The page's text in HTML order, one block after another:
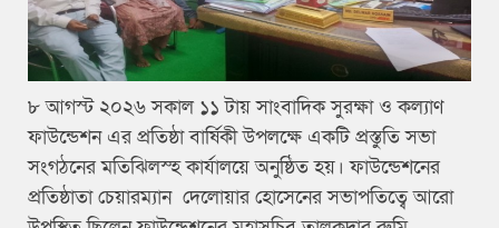
৮ আগস্ট ২০২৬ সকাল ১১ টায় সাংবাদিক সুরক্ষা ও কল্যাণ
ফাউন্ডেশন এর প্রতিষ্ঠা বার্ষিকী উপলক্ষে একটি প্রস্তুতি সভা
সংগঠনের মতিঝিলস্হ কার্যালয়ে অনুষ্ঠিত হয়। ফাউন্ডেশনের
প্রতিষ্ঠাতা চেয়ারম্যান দেলোয়ার হোসেনের সভাপতিত্বে আরো